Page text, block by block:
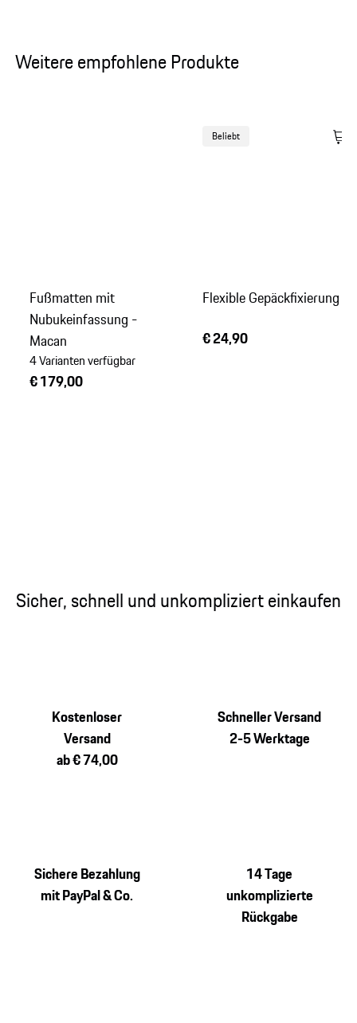
Weitere empfohlene Produkte
Fußmatten mit
Nubukeinfassung -
Macan
4 Varianten verfügbar
€ 179,00
Beliebt
Flexible Gepäckfixierung
€ 24,90
Sicher, schnell und unkompliziert einkaufen
Kostenloser
Versand
ab € 74,00
Schneller Versand
2-5 Werktage
Sichere Bezahlung
mit PayPal & Co.
14 Tage
unkomplizierte
Rückgabe